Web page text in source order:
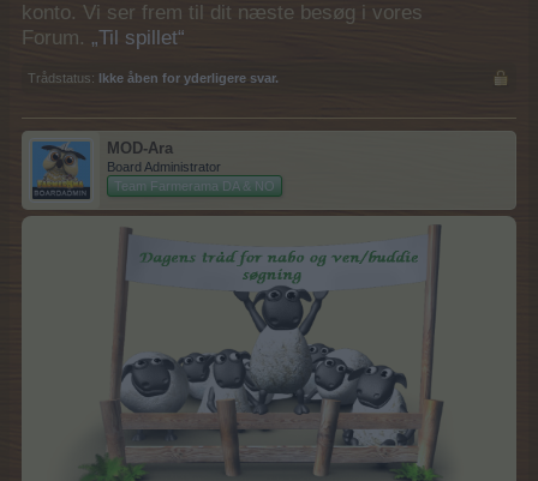
konto. Vi ser frem til dit næste besøg i vores
Forum. „Til spillet“
Trådstatus: Ikke åben for yderligere svar.
MOD-Ara
Board Administrator
Team Farmerama DA & NO